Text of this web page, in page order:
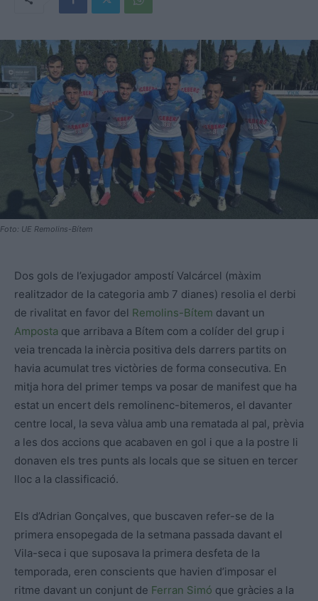
Foto: UE Remolins-Bítem
Dos gols de l’exjugador ampostí Valcárcel (màxim
realitzador de la categoria amb 7 dianes) resolia el derbi
de rivalitat en favor del Remolins-Bítem davant un
Amposta que arribava a Bítem com a colíder del grup i
veia trencada la inèrcia positiva dels darrers partits on
havia acumulat tres victòries de forma consecutiva. En
mitja hora del primer temps va posar de manifest que ha
estat un encert dels remolinenc-bitemeros, el davanter
centre local, la seva vàlua amb una rematada al pal, prèvia
a les dos accions que acabaven en gol i que a la postre li
donaven els tres punts als locals que se situen en tercer
lloc a la classificació.
Els d’Adrian Gonçalves, que buscaven refer-se de la
primera ensopegada de la setmana passada davant el
Vila-seca i que suposava la primera desfeta de la
temporada, eren conscients que havien d’imposar el
ritme davant un conjunt de Ferran Simó que gràcies a la